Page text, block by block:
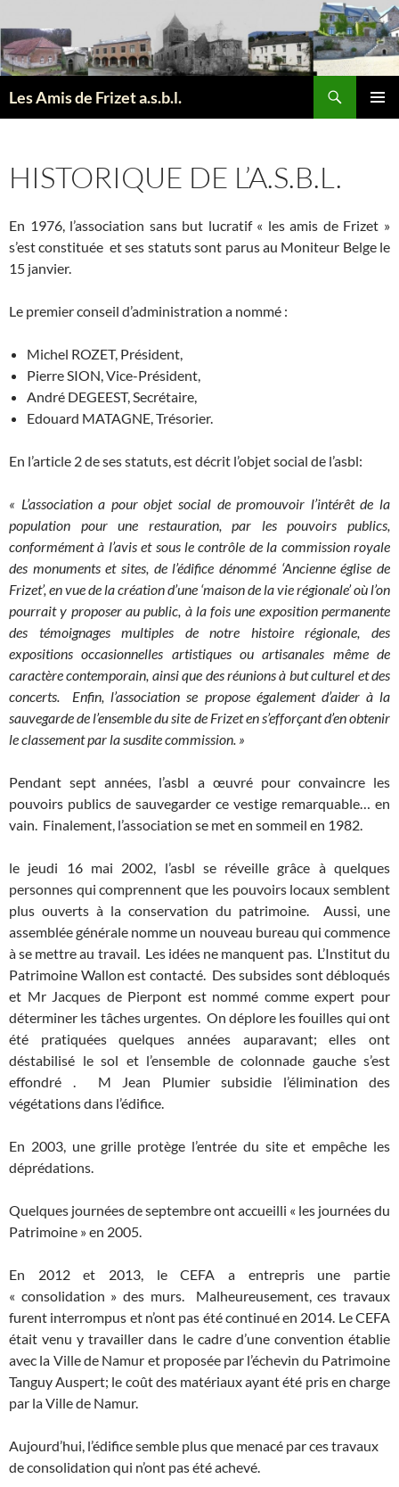
au
contenu
Les Amis de Frizet a.s.b.l.
HISTORIQUE DE L’A.S.B.L.
En 1976, l’association sans but lucratif « les amis de Frizet »
s’est constituée et ses statuts sont parus au Moniteur Belge le
15 janvier.
Le premier conseil d’administration a nommé :
Michel ROZET, Président,
Pierre SION, Vice-Président,
André DEGEEST, Secrétaire,
Edouard MATAGNE, Trésorier.
En l’article 2 de ses statuts, est décrit l’objet social de l’asbl:
« L’association a pour objet social de promouvoir l’intérêt de la
population pour une restauration, par les pouvoirs publics,
conformément à l’avis et sous le contrôle de la commission royale
des monuments et sites, de l’édifice dénommé ‘Ancienne église de
Frizet’, en vue de la création d’une ‘maison de la vie régionale’ où l’on
pourrait y proposer au public, à la fois une exposition permanente
des témoignages multiples de notre histoire régionale, des
expositions occasionnelles artistiques ou artisanales même de
caractère contemporain, ainsi que des réunions à but culturel et des
concerts. Enfin, l’association se propose également d’aider à la
sauvegarde de l’ensemble du site de Frizet en s’efforçant d’en obtenir
le classement par la susdite commission. »
Pendant sept années, l’asbl a œuvré pour convaincre les
pouvoirs publics de sauvegarder ce vestige remarquable… en
vain. Finalement, l’association se met en sommeil en 1982.
le jeudi 16 mai 2002, l’asbl se réveille grâce à quelques
personnes qui comprennent que les pouvoirs locaux semblent
plus ouverts à la conservation du patrimoine. Aussi, une
assemblée générale nomme un nouveau bureau qui commence
à se mettre au travail. Les idées ne manquent pas. L’Institut du
Patrimoine Wallon est contacté. Des subsides sont débloqués
et Mr Jacques de Pierpont est nommé comme expert pour
déterminer les tâches urgentes. On déplore les fouilles qui ont
été pratiquées quelques années auparavant; elles ont
déstabilisé le sol et l’ensemble de colonnade gauche s’est
effondré . M Jean Plumier subsidie l’élimination des
végétations dans l’édifice.
En 2003, une grille protège l’entrée du site et empêche les
déprédations.
Quelques journées de septembre ont accueilli « les journées du
Patrimoine » en 2005.
En 2012 et 2013, le CEFA a entrepris une partie
« consolidation » des murs. Malheureusement, ces travaux
furent interrompus et n’ont pas été continué en 2014. Le CEFA
était venu y travailler dans le cadre d’une convention établie
avec la Ville de Namur et proposée par l’échevin du Patrimoine
Tanguy Auspert; le coût des matériaux ayant été pris en charge
par la Ville de Namur.
Aujourd’hui, l’édifice semble plus que menacé par ces travaux
de consolidation qui n’ont pas été achevé.